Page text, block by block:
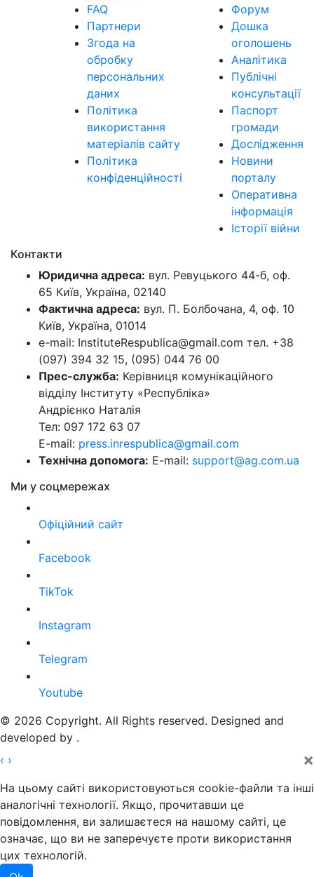
FAQ
Партнери
Згода на
обробку
персональних
даних
Політика
використання
матеріалів сайту
Політика
конфіденційності
Форум
Дошка
оголошень
Аналітика
Публічні
консультації
Паспорт
громади
Дослідження
Новини
порталу
Оперативна
інформація
Історії війни
Контакти
Юридична адреса: вул. Ревуцького 44-б, оф.
65 Київ, Україна, 02140
Фактична адреса: вул. П. Болбочана, 4, оф. 10
Київ, Україна, 01014
e-mail: InstituteRespublica@gmail.com тел. +38
(097) 394 32 15, (095) 044 76 00
Прес-служба: Керівниця комунікаційного
відділу Інституту «Республіка»
Андрієнко Наталія
Тел: 097 172 63 07
E-mail: press.inrespublica@gmail.com
Технічна допомога: E-mail: support@ag.com.ua
Ми у соцмережах
Офіційний сайт
Facebook
TikTok
Instagram
Telegram
Youtube
© 2026 Copyright. All Rights reserved. Designed and
developed by .
‹ › ×
На цьому сайті використовуються cookie-файли та інші
аналогічні технології. Якщо, прочитавши це
повідомлення, ви залишаєтеся на нашому сайті, це
означає, що ви не заперечуєте проти використання
цих технологій.